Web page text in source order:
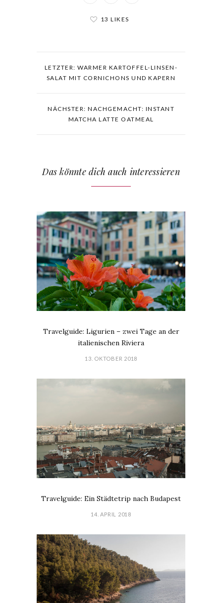
13 LIKES
LETZTER: WARMER KARTOFFEL-LINSEN-
SALAT MIT CORNICHONS UND KAPERN
NÄCHSTER: NACHGEMACHT: INSTANT
MATCHA LATTE OATMEAL
Das könnte dich auch interessieren
Travelguide: Ligurien – zwei Tage an der
italienischen Riviera
13. OKTOBER 2018
Travelguide: Ein Städtetrip nach Budapest
14. APRIL 2018